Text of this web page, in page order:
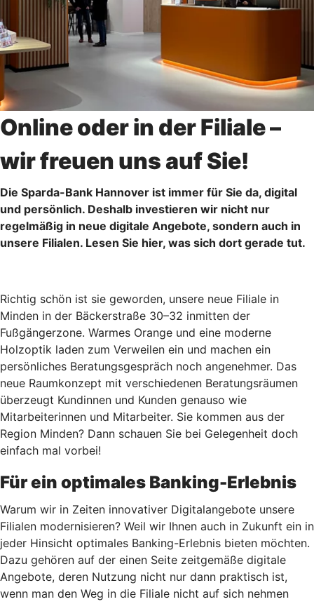
Online oder in der Filiale –
wir freuen uns auf Sie!
Die Sparda-Bank Hannover ist immer für Sie da, digital
und persönlich. Deshalb investieren wir nicht nur
regelmäßig in neue digitale Angebote, sondern auch in
unsere Filialen. Lesen Sie hier, was sich dort gerade tut.
Richtig schön ist sie geworden, unsere neue Filiale in
Minden in der Bäckerstraße 30–32 inmitten der
Fußgängerzone. Warmes Orange und eine moderne
Holzoptik laden zum Verweilen ein und machen ein
persönliches Beratungsgespräch noch angenehmer. Das
neue Raumkonzept mit verschiedenen Beratungsräumen
überzeugt Kundinnen und Kunden genauso wie
Mitarbeiterinnen und Mitarbeiter. Sie kommen aus der
Region Minden? Dann schauen Sie bei Gelegenheit doch
einfach mal vorbei!
Für ein optimales Banking-Erlebnis
Warum wir in Zeiten innovativer Digitalangebote unsere
Filialen modernisieren? Weil wir Ihnen auch in Zukunft ein in
jeder Hinsicht optimales Banking-Erlebnis bieten möchten.
Dazu gehören auf der einen Seite zeitgemäße digitale
Angebote, deren Nutzung nicht nur dann praktisch ist,
wenn man den Weg in die Filiale nicht auf sich nehmen